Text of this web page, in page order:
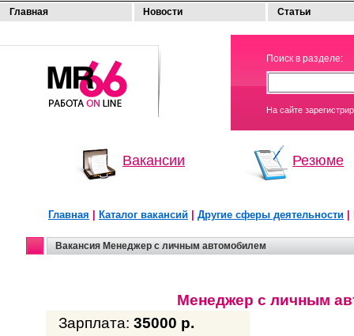
Главная Новости Статьи
МОЯ
РАБОТА
Поиск в разделе:
На сайте
Вакансии Резюме
Главная Каталог вакансий Другие сферы деятельности
Вакансия Менеджер с личным автомобилем
Менеджер с личным
Зарплата: 35000 р.